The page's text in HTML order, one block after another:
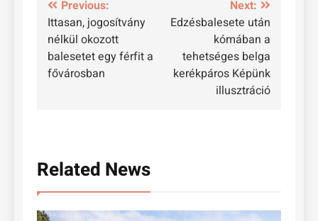
Bejegyzés
navigáció
Previous:
Ittasan, jogosítvány
nélkül okozott
balesetet egy férfit a
fővárosban
Next:
Edzésbalesete után
kómában a
tehetséges belga
kerékpáros Képünk
illusztráció
Related News